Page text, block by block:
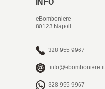
INFO
eBomboniere
80123 Napoli
328 955 9967
info@ebomboniere.it
328 955 9967